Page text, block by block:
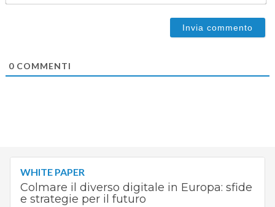
0COMMENTI
WHITE PAPER
Colmare il diverso digitale in Europa: sfide
e strategie per il futuro